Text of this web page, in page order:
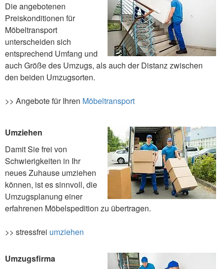
Die angebotenen
Preiskonditionen für
Möbeltransport
unterscheiden sich
entsprechend Umfang und
auch Größe des Umzugs, als auch der Distanz zwischen
den beiden Umzugsorten.
>> Angebote für Ihren Möbeltransport
Umziehen
Damit Sie frei von
Schwierigkeiten in Ihr
neues Zuhause umziehen
können, ist es sinnvoll, die
Umzugsplanung einer
erfahrenen Möbelspedition zu übertragen.
>> stressfrei umziehen
Umzugsfirma